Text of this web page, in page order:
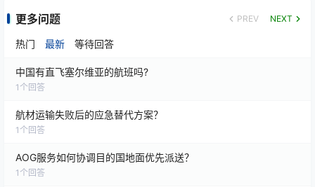
更多问题 PREV NEXT
热门 最新 等待回答
中国有直飞塞尔维亚的航班吗?
1 个回答
航材运输失败后的应急替代方案？
1 个回答
AOG服务如何协调目的国地面优先派送？
1 个回答